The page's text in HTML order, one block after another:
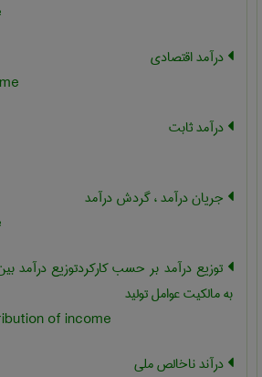
درآمد اقتصادی
درآمد ثابت
جریان درآمد ، گردش درآمد
توزیع درآمد بر حسب کارکردتوزیع درآمد
به مالکیت عوامل تولید
of income
درآند ناخالص ملی